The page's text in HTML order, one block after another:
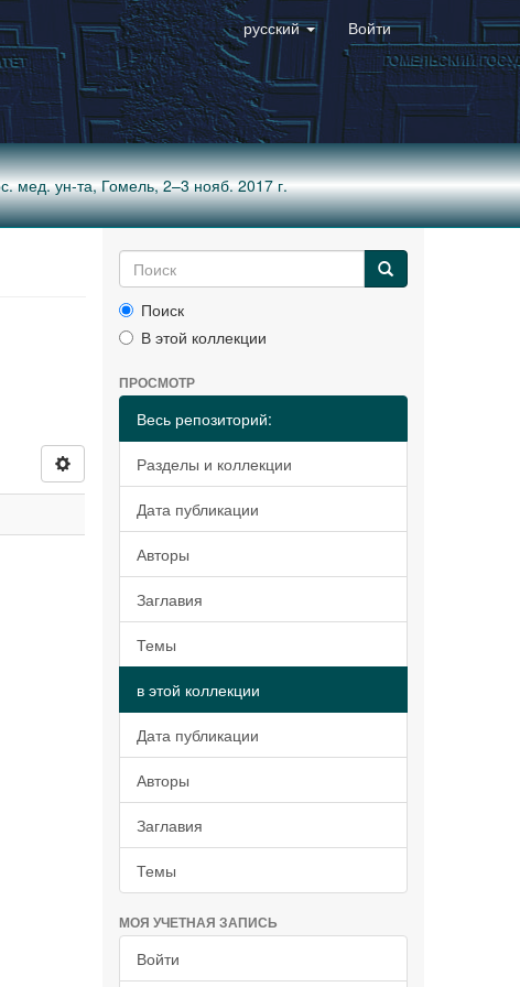
русский Войти
мед. ун-та, Гомель, 2–3 нояб. 2017 г.
Поиск
В этой коллекции
ПРОСМОТР
Весь репозиторий:
Разделы и коллекции
Дата публикации
Авторы
Заглавия
Темы
в этой коллекции
Дата публикации
Авторы
Заглавия
Темы
МОЯ УЧЕТНАЯ ЗАПИСЬ
Войти